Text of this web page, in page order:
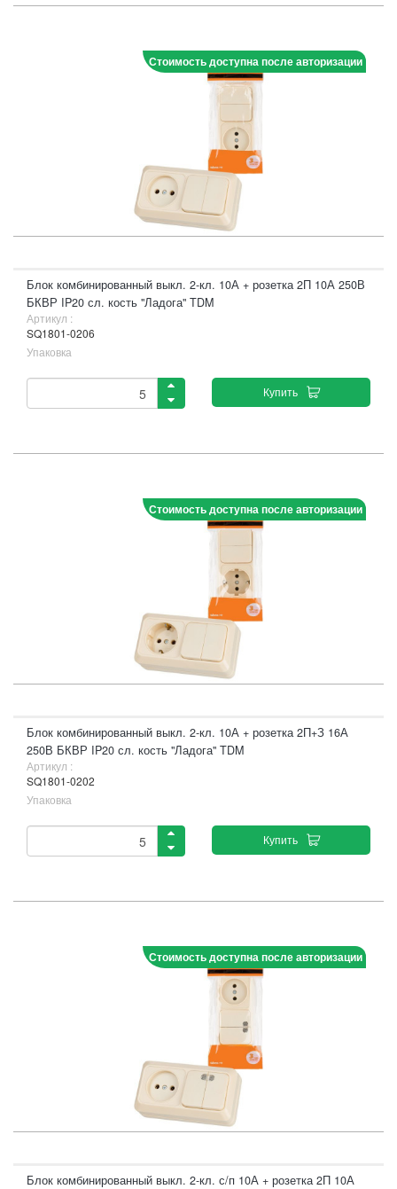
Стоимость доступна после авторизации
Блок комбинированный выкл. 2-кл. 10А + розетка 2П 10А 250В
БКВР IP20 сл. кость "Ладога" TDM
Артикул :
SQ1801-0206
Упаковка
Купить
Стоимость доступна после авторизации
Блок комбинированный выкл. 2-кл. 10А + розетка 2П+З 16А
250В БКВР IP20 сл. кость "Ладога" TDM
Артикул :
SQ1801-0202
Упаковка
Купить
Стоимость доступна после авторизации
Блок комбинированный выкл. 2-кл. с/п 10А + розетка 2П 10А